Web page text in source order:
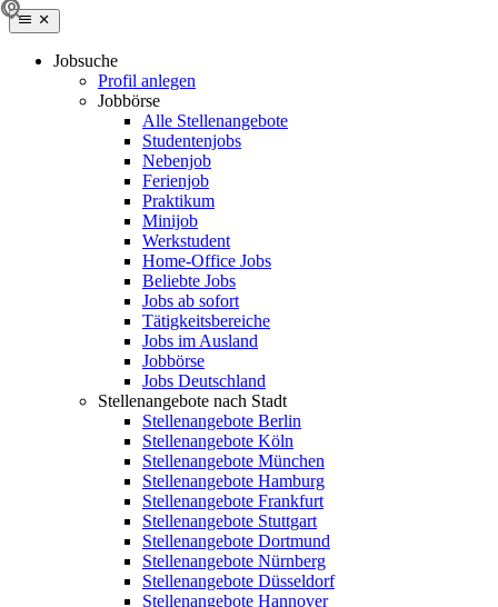
Jobsuche
Profil anlegen
Jobbörse
Alle Stellenangebote
Studentenjobs
Nebenjob
Ferienjob
Praktikum
Minijob
Werkstudent
Home-Office Jobs
Beliebte Jobs
Jobs ab sofort
Tätigkeitsbereiche
Jobs im Ausland
Jobbörse
Jobs Deutschland
Stellenangebote nach Stadt
Stellenangebote Berlin
Stellenangebote Köln
Stellenangebote München
Stellenangebote Hamburg
Stellenangebote Frankfurt
Stellenangebote Stuttgart
Stellenangebote Dortmund
Stellenangebote Nürnberg
Stellenangebote Düsseldorf
Stellenangebote Hannover